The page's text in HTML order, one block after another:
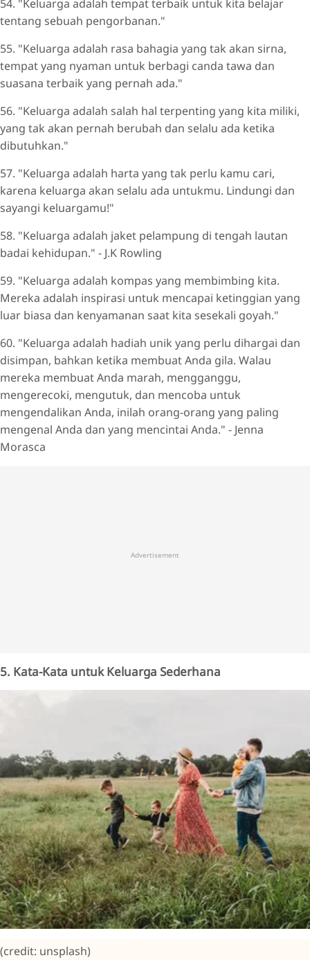
54. "Keluarga adalah tempat terbaik untuk kita belajar
tentang sebuah pengorbanan."
55. "Keluarga adalah rasa bahagia yang tak akan sirna,
tempat yang nyaman untuk berbagi canda tawa dan
suasana terbaik yang pernah ada."
56. "Keluarga adalah salah hal terpenting yang kita miliki,
yang tak akan pernah berubah dan selalu ada ketika
dibutuhkan."
57. "Keluarga adalah harta yang tak perlu kamu cari,
karena keluarga akan selalu ada untukmu. Lindungi dan
sayangi keluargamu!"
58. "Keluarga adalah jaket pelampung di tengah lautan
badai kehidupan." - J.K Rowling
59. "Keluarga adalah kompas yang membimbing kita.
Mereka adalah inspirasi untuk mencapai ketinggian yang
luar biasa dan kenyamanan saat kita sesekali goyah."
60. "Keluarga adalah hadiah unik yang perlu dihargai dan
disimpan, bahkan ketika membuat Anda gila. Walau
mereka membuat Anda marah, mengganggu,
mengerecoki, mengutuk, dan mencoba untuk
mengendalikan Anda, inilah orang-orang yang paling
mengenal Anda dan yang mencintai Anda." - Jenna
Morasca
Advertisement
5. Kata-Kata untuk Keluarga Sederhana
(credit: unsplash)